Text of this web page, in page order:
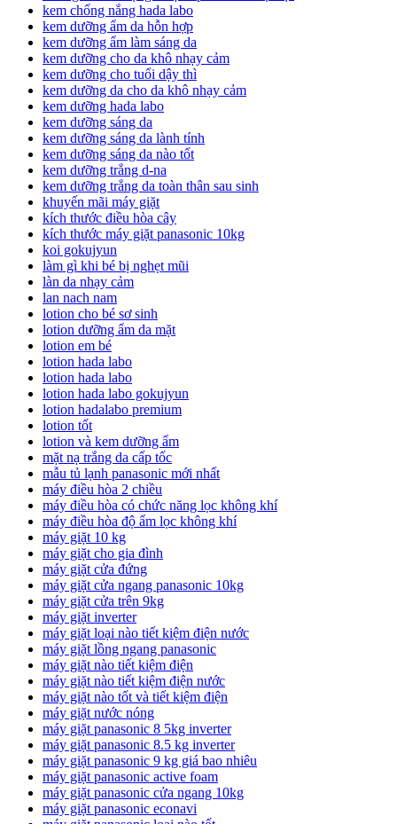
kem chống nắng hada labo
kem dưỡng ẩm da hỗn hợp
kem dưỡng ẩm làm sáng da
kem dưỡng cho da khô nhạy cảm
kem dưỡng cho tuổi dậy thì
kem dưỡng da cho da khô nhạy cảm
kem dưỡng hada labo
kem dưỡng sáng da
kem dưỡng sáng da lành tính
kem dưỡng sáng da nào tốt
kem dưỡng trắng d-na
kem dưỡng trắng da toàn thân sau sinh
khuyến mãi máy giặt
kích thước điều hòa cây
kích thước máy giặt panasonic 10kg
koi gokujyun
làm gì khi bé bị nghẹt mũi
làn da nhạy cảm
lan nach nam
lotion cho bé sơ sinh
lotion dưỡng ẩm da mặt
lotion em bé
lotion hada labo
lotion hada labo
lotion hada labo gokujyun
lotion hadalabo premium
lotion tốt
lotion và kem dưỡng ẩm
mặt nạ trắng da cấp tốc
mẫu tủ lạnh panasonic mới nhất
máy điều hòa 2 chiều
máy điều hòa có chức năng lọc không khí
máy điều hòa độ ẩm lọc không khí
máy giặt 10 kg
máy giặt cho gia đình
máy giặt cửa đứng
máy giặt cửa ngang panasonic 10kg
máy giặt cửa trên 9kg
máy giặt inverter
máy giặt loại nào tiết kiệm điện nước
máy giặt lồng ngang panasonic
máy giặt nào tiết kiệm điện
máy giặt nào tiết kiệm điện nước
máy giặt nào tốt và tiết kiệm điện
máy giặt nước nóng
máy giặt panasonic 8 5kg inverter
máy giặt panasonic 8.5 kg inverter
máy giặt panasonic 9 kg giá bao nhiêu
máy giặt panasonic active foam
máy giặt panasonic cửa ngang 10kg
máy giặt panasonic econavi